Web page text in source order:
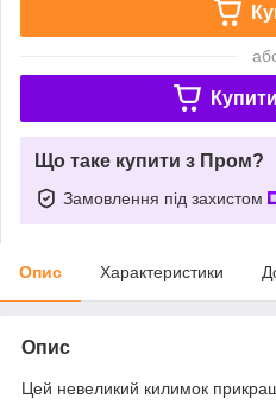
Що таке купити з Пром?
Замовлення під захистом
Опис Характеристики
Опис
Цей невеликий килимок